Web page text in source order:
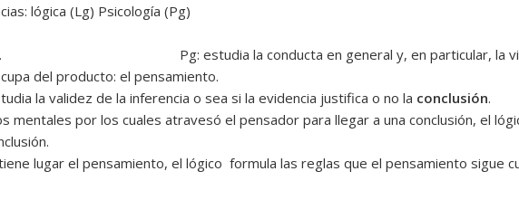
lógica (Lg) Psicología (Pg)
válido. Pg: estudia la conducta en general y, en particular, la
del producto: el pensamiento.
la validez de la inferencia o sea si la evidencia justifica o no la conclusión.
mentales por los cuales atravesó el pensador para llegar a una conclusión, el
lugar el pensamiento, el lógico formula las reglas que el pensamiento sigue